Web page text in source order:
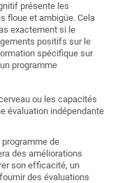
présente les
floue et ambigüe. Cela
exactement si le
positifs sur le
spécifique sur
programme
ou les capacités
évaluation indépendante
de
des améliorations
son efficacité, un
des évaluations